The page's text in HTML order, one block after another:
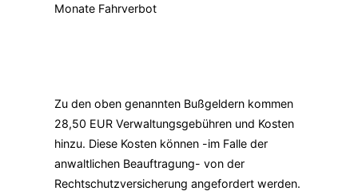
Monate Fahrverbot
Zu den oben genannten Bußgeldern kommen
28,50 EUR Verwaltungsgebühren und Kosten
hinzu. Diese Kosten können -im Falle der
anwaltlichen Beauftragung- von der
Rechtschutzversicherung angefordert werden.